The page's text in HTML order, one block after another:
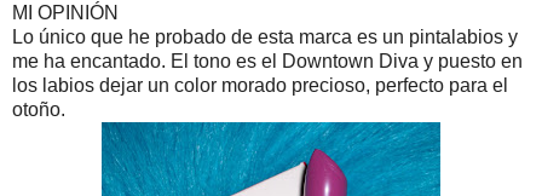
MI OPINIÓN
Lo único que he probado de esta marca es un pintalabios y
me ha encantado. El tono es el Downtown Diva y puesto en
los labios dejar un color morado precioso, perfecto para el
otoño.